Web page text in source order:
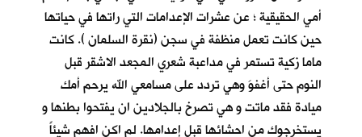
أمي الحقيقية ؛ عن عشرات الإعدامات التي راتها في حياتها
حين كانت تعمل منظفة في سجن (نقرة السلمان ). كانت
ماما زكية تستمر في مداعبة شعري المجعد الاشقر قبل
النوم حتى أغفوَ وهي تردد على مسامعي الله يرحم أمك
ميادة فقد ماتت و هي تصرخ بالجلادين ان يفتحوا بطنها و
يستخرجوك من احشائها قبل إعدامها. لم اكن افهم شيئاً